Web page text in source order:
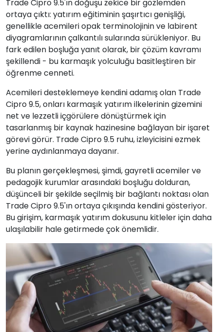
Trade Cipro 9.5'ın doğuşu zekice bir gözlemden
ortaya çıktı: yatırım eğitiminin şaşırtıcı genişliği,
genellikle acemileri opak terminolojinin ve labirent
diyagramlarının çalkantılı sularında sürükleniyor. Bu
fark edilen boşluğa yanıt olarak, bir çözüm kavramı
şekillendi - bu karmaşık yolculuğu basitleştiren bir
öğrenme cenneti.
Acemileri desteklemeye kendini adamış olan Trade
Cipro 9.5, onları karmaşık yatırım ilkelerinin gizemini
net ve lezzetli içgörülere dönüştürmek için
tasarlanmış bir kaynak hazinesine bağlayan bir işaret
görevi görür. Trade Cipro 9.5 ruhu, izleyicisini ezmek
yerine aydınlanmaya dayanır.
Bu planın gerçekleşmesi, şimdi, gayretli acemiler ve
pedagojik kurumlar arasındaki boşluğu dolduran,
düşünceli bir şekilde seçilmiş bir bağlantı noktası olan
Trade Cipro 9.5'ın ortaya çıkışında kendini gösteriyor.
Bu girişim, karmaşık yatırım dokusunu kitleler için daha
ulaşılabilir hale getirmede çok önemlidir.